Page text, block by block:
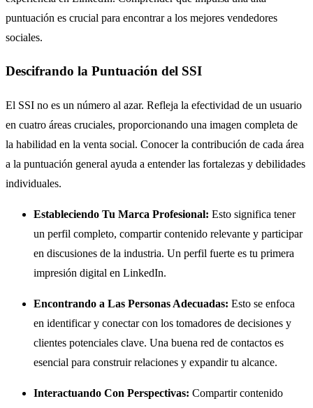
puntuación es crucial para encontrar a los mejores vendedores
sociales.
Descifrando la Puntuación del SSI
El SSI no es un número al azar. Refleja la efectividad de un usuario
en cuatro áreas cruciales, proporcionando una imagen completa de
la habilidad en la venta social. Conocer la contribución de cada área
a la puntuación general ayuda a entender las fortalezas y debilidades
individuales.
Estableciendo Tu Marca Profesional: Esto significa tener
un perfil completo, compartir contenido relevante y participar
en discusiones de la industria. Un perfil fuerte es tu primera
impresión digital en LinkedIn.
Encontrando a Las Personas Adecuadas: Esto se enfoca
en identificar y conectar con los tomadores de decisiones y
clientes potenciales clave. Una buena red de contactos es
esencial para construir relaciones y expandir tu alcance.
Interactuando Con Perspectivas: Compartir contenido